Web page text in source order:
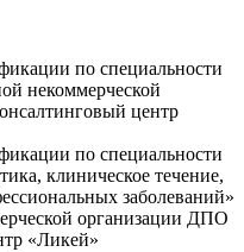
по специальности
некоммерческой
центр
по специальности
клиническое течение,
заболеваний»
организации ДПО
«Ликей»